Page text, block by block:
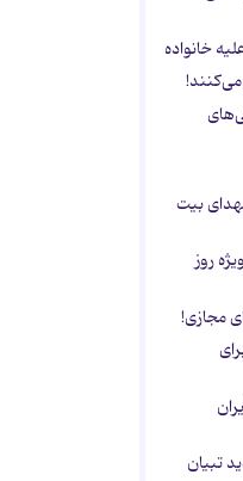
می‌کنند!
بیت
روز
مجازی!
تبیان